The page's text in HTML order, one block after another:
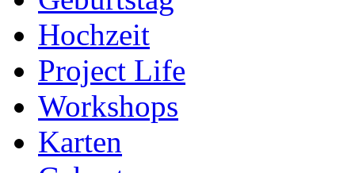
Hochzeit
Project Life
Workshops
Karten